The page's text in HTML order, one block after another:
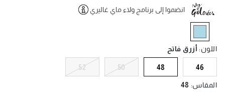
انضموا إلى برنامج ولاء ماي غاليري
selectedاللون: أزرق فاتح
46
48
50
52
المقاس:
48